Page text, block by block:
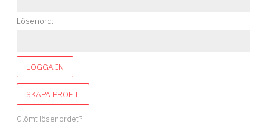
Lösenord:
LOGGA IN
SKAPA PROFIL
Glömt lösenordet?